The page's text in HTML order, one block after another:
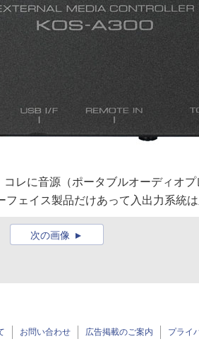
レに音源（ポータブルオーディオ
フェイス製品だけあって入出力系統
次の画像
お問い合わせ 広告掲載のご案内 プライ